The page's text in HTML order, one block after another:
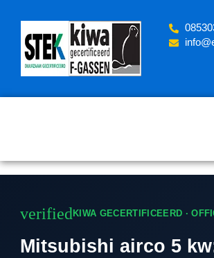
content
verified KIWA GECERTIFICEERD ·
Mitsubishi airco 5